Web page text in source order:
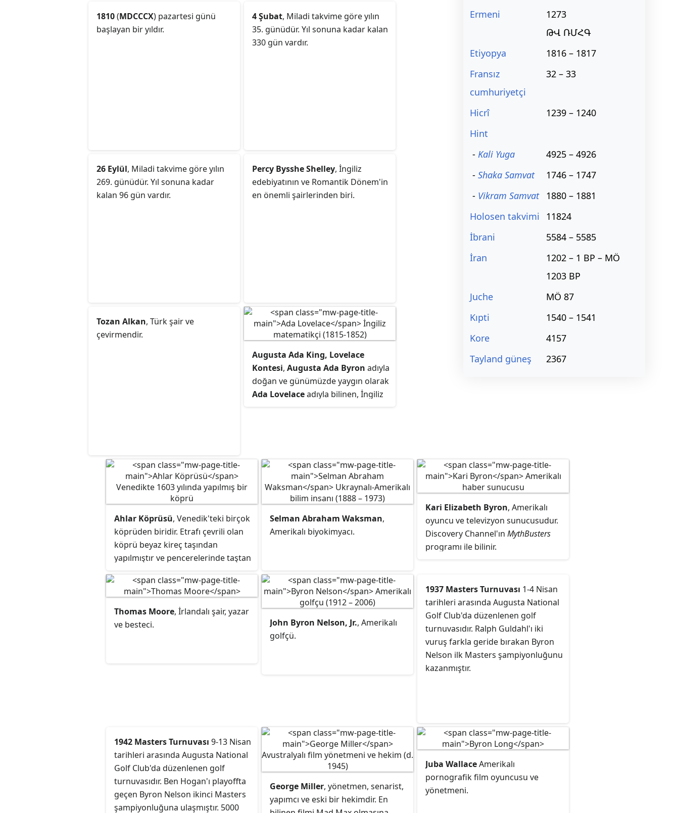
Ermeni
1273
ԹՎ ՌՄՀԳ
Etiyopya
1816 – 1817
Fransız
cumhuriyetçi
32 – 33
Hicrî
1239 – 1240
Hint
- Kali Yuga
4925 – 4926
- Shaka Samvat
1746 – 1747
- Vikram Samvat
1880 – 1881
Holosen takvimi
11824
İbrani
5584 – 5585
İran
1202 – 1 BP – MÖ
1203 BP
Juche
MÖ 87
Kıpti
1540 – 1541
Kore
4157
Tayland güneş
2367
1810(MDCCCX) pazartesi günü
başlayan bir yıldır.
4 Şubat, Miladi takvime göre yılın
35. günüdür. Yıl sonuna kadar kalan
330 gün vardır.
26 Eylül, Miladi takvime göre yılın
269. günüdür. Yıl sonuna kadar
kalan 96 gün vardır.
Percy Bysshe Shelley, İngiliz
edebiyatının ve Romantik Dönem'in
en önemli şairlerinden biri.
Tozan Alkan, Türk şair ve
çevirmendir.
Augusta Ada King, Lovelace
Kontesi, Augusta Ada Byron adıyla
doğan ve günümüzde yaygın olarak
Ada Lovelaceadıyla bilinen, İngiliz
çalışmaları ile bilinir. Makine
hakkındaki notları, bir bilgisayar
tarafından işlenmek üzere yazılan
ilk algoritmayı içerir. Bundan dolayı
Ahlar Köprüsü, Venedik'teki birçok
köprüden biridir. Etrafı çevrili olan
köprü beyaz kireç taşından
yapılmıştır ve pencerelerinde taştan
üzerinden geçen yapı, eski esirleri
Venedik Cenova Saraylarındaki
sorgu odasına götürmek için
kullanılırdı. Antonio Contin
Selman Abraham Waksman,
Amerikalı biyokimyacı.
Kari Elizabeth Byron, Amerikalı
oyuncu ve televizyon sunucusudur.
Discovery Channel'ın MythBusters
programı ile bilinir.
Thomas Moore, İrlandalı şair, yazar
ve besteci.
John Byron Nelson, Jr., Amerikalı
golfçü.
1937 Masters Turnuvası 1-4 Nisan
tarihleri arasında Augusta National
Golf Club'da düzenlenen golf
turnuvasıdır. Ralph Guldahl'ı iki
vuruş farkla geride bırakan Byron
Nelson ilk Masters şampiyonluğunu
kazanmıştır.
1942 Masters Turnuvası 9-13 Nisan
tarihleri arasında Augusta National
Golf Club'da düzenlenen golf
turnuvasıdır. Ben Hogan'ı playoffta
geçen Byron Nelson ikinci Masters
şampiyonluğuna ulaşmıştır. 5000
George Miller, yönetmen, senarist,
yapımcı ve eski bir hekimdir. En
Juba WallaceAmerikalı
pornografik film oyuncusu ve
yönetmeni.